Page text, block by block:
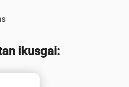
ikusgai: